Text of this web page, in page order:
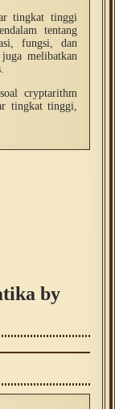
tingkat tinggi
tentang
fungsi, dan
melibatkan
cryptarithm
tingkat tinggi,
by